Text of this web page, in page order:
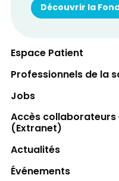
Découvrir la
Espace Patient
Professionnels de la
Jobs
Accès
(Extranet)
Actualités
Événements